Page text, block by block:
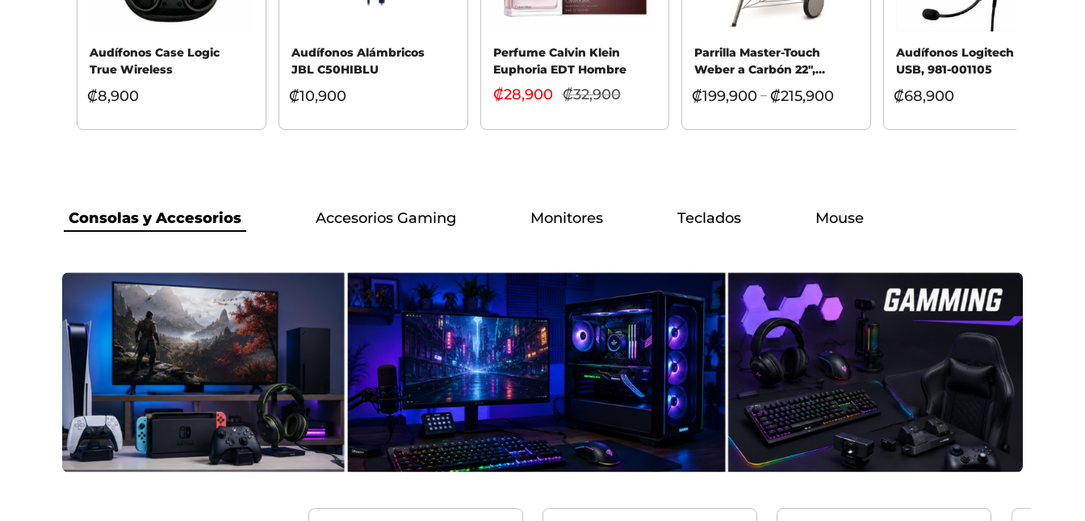
Audífonos Case Logic
True Wireless
₡8,900
Audífonos Alámbricos
JBL C50HIBLU
₡10,900
Perfume Calvin Klein
Euphoria EDT Hombre
₡28,900 ₡32,900
actual
Parrilla Master-Touch
Weber a Carbón 22″,
Rejilla
₡199,900 –₡215,900
Audífonos Logitech Pro X
USB, 981-001105
₡68,900
Consolas y Accesorios Accesorios Gaming Monitores Teclados Mouse